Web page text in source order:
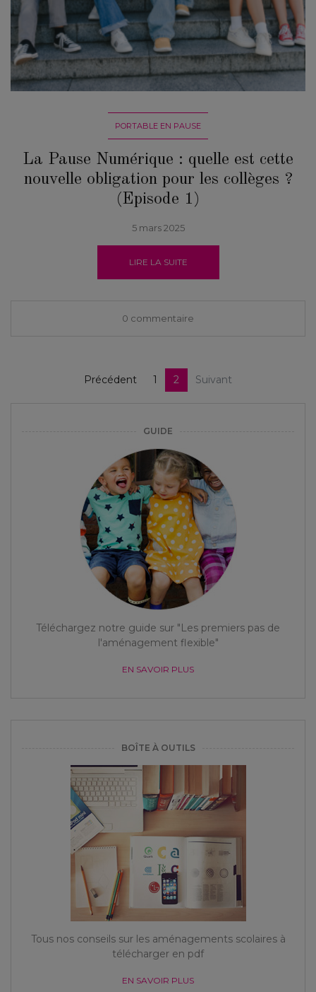
PORTABLE EN PAUSE
La Pause Numérique : quelle est cette
nouvelle obligation pour les collèges ?
(Episode 1)
5 mars 2025
LIRE LA SUITE
0 commentaire
Précédent 1 2 Suivant
GUIDE
Téléchargez notre guide sur "Les premiers pas de
l'aménagement flexible"
EN SAVOIR PLUS
BOÎTE À OUTILS
Tous nos conseils sur les aménagements scolaires à
télécharger en pdf
EN SAVOIR PLUS